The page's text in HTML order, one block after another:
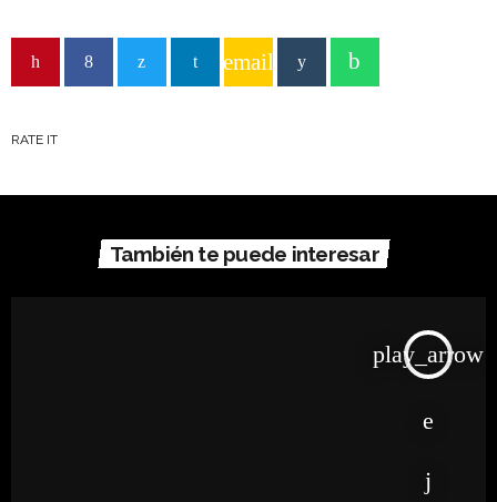
email
RATE IT
También te puede interesar
play_arrow